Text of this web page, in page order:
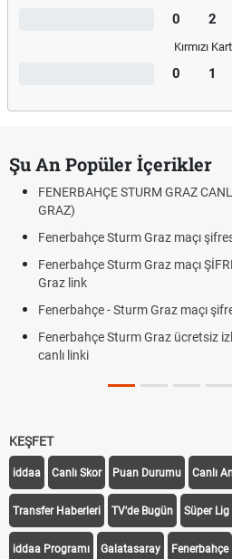
0 2
Kırmızı Kart
0 1
Şu An Popüler İçerikler
FENERBAHÇE STURM GRAZ
GRAZ)
Fenerbahçe Sturm Graz maçı
Fenerbahçe Sturm Graz maçı
Graz link
Fenerbahçe - Sturm Graz maçı
Fenerbahçe Sturm Graz ücretsiz
canlı linki
KEŞFET
iddaa Canlı Skor Puan Durumu Canlı
Transfer Haberleri TV'de Bugün Süper
iddaa Programı Galatasaray Fenerbahçe